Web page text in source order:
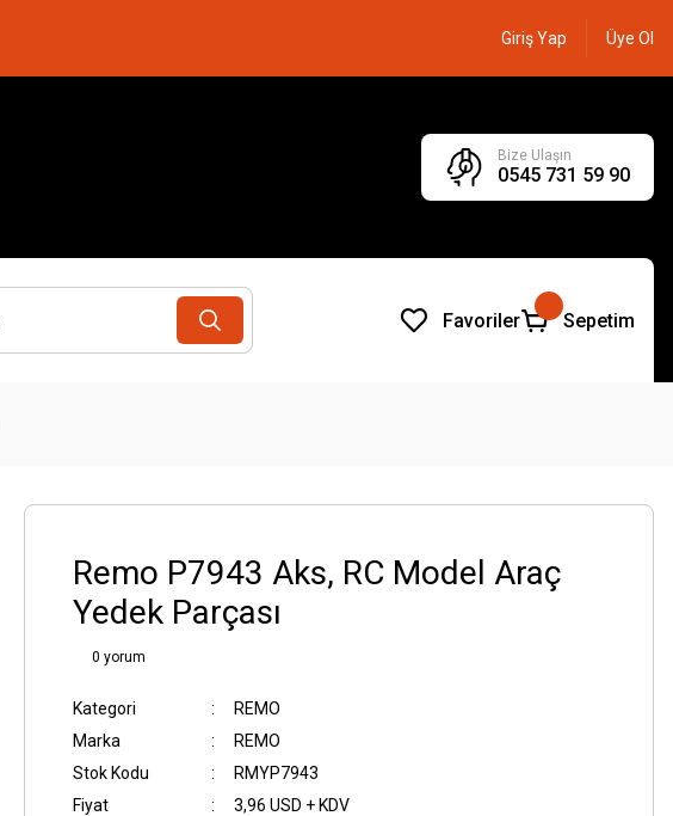
Giriş Yap Üye Ol
Bize Ulaşın
0545 731 59 90
Favoriler Sepetim
Remo P7943 Aks, RC Model Araç
Yedek Parçası
0 yorum
Kategori
REMO
Marka
REMO
Stok Kodu
RMYP7943
Fiyat
3,96 USD + KDV